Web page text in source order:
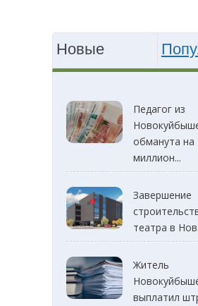
Новые
Педагог из
обманута на
миллион...
Завершение
театра в
Житель
выплатил